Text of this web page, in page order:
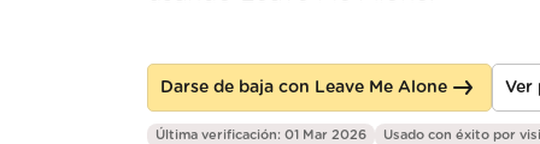
Darse de baja con Leave Me Alone Ver
Última verificación: 01 Mar 2026 Usado con éxito por